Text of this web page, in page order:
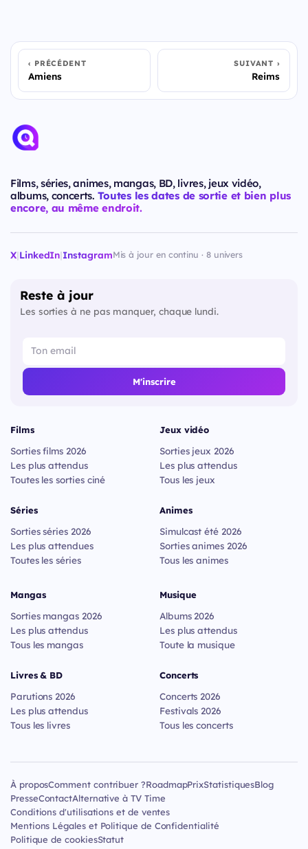
PRÉCÉDENT
Amiens
SUIVANT
Reims
Films, séries, animes, mangas, BD, livres, jeux vidéo,
albums, concerts. Toutes les dates de sortie et bien plus
encore, au même endroit.
X|LinkedIn|InstagramMis à jour en continu · 8 univers
Reste à jour
Les sorties à ne pas manquer, chaque lundi.
M'inscrire
Films
Sorties films 2026
Les plus attendus
Toutes les sorties ciné
Séries
Sorties séries 2026
Les plus attendues
Toutes les séries
Jeux vidéo
Sorties jeux 2026
Les plus attendus
Tous les jeux
Animes
Simulcast été 2026
Sorties animes 2026
Tous les animes
Mangas
Sorties mangas 2026
Les plus attendus
Tous les mangas
Livres & BD
Parutions 2026
Les plus attendus
Tous les livres
Musique
Albums 2026
Les plus attendus
Toute la musique
Concerts
Concerts 2026
Festivals 2026
Tous les concerts
À proposComment contribuer ?RoadmapPrixStatistiquesBlog
PresseContactAlternative à TV Time
Conditions d'utilisations et de ventes
Mentions Légales et Politique de Confidentialité
Politique de cookiesStatut